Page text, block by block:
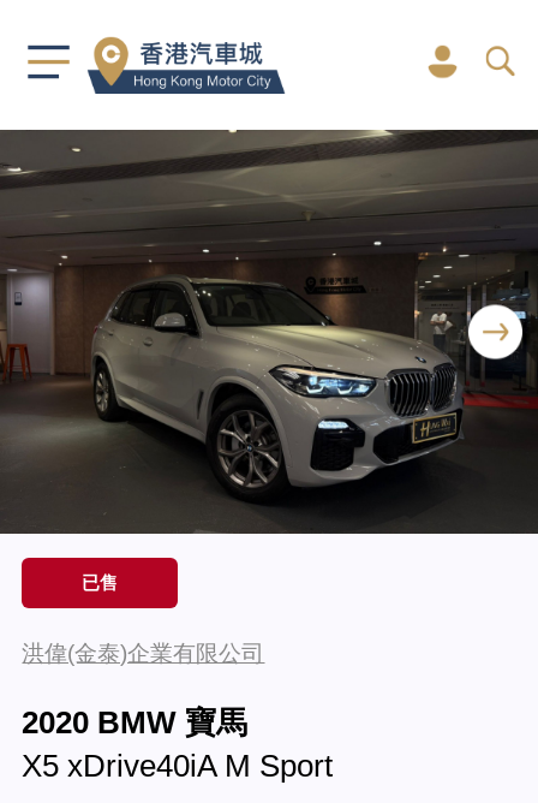
已售
洪偉(金泰)企業有限公司
2020 BMW 寶馬
X5 xDrive40iA M Sport